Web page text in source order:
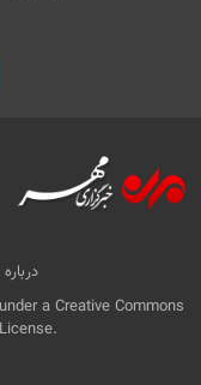
a Creative Commons